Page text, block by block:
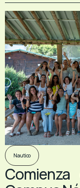
Nautico